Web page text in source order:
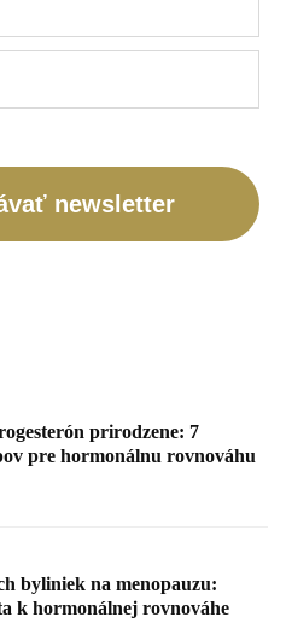
newsletter
prirodzene: 7
pre hormonálnu rovnováhu
byliniek na menopauzu:
k hormonálnej rovnováhe